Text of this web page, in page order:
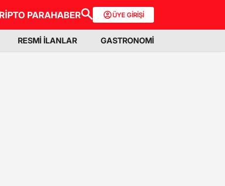
PARAHABER ÜYE GİRİŞİ
RESMİ İLANLAR GASTRONOMİ